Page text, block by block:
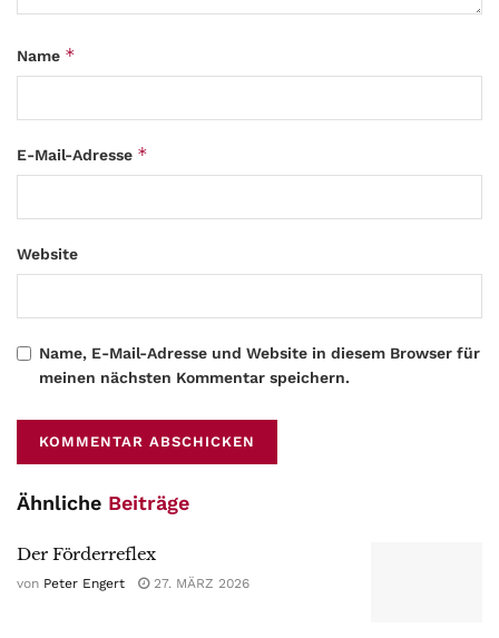
Name *
E-Mail-Adresse *
Website
Name, E-Mail-Adresse und Website in diesem Browser für
meinen nächsten Kommentar speichern.
Ähnliche Beiträge
Der Förderreflex
von Peter Engert 27. MÄRZ 2026